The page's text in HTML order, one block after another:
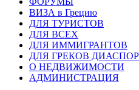
ВИЗА в Грецию
ДЛЯ ТУРИСТОВ
ДЛЯ ВСЕХ
ДЛЯ ИММИГРАНТОВ
ДЛЯ ГРЕКОВ
О НЕДВИЖИМОСТИ
АДМИНИСТРАЦИЯ